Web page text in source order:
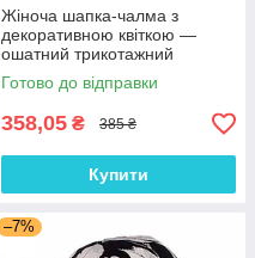
Жіноча шапка-чалма з
декоративною квіткою —
ошатний трикотажний
тюрбан, колір Кава з
молоком
Готово до відправки
358,05 ₴ 385 ₴
Купити
–7%